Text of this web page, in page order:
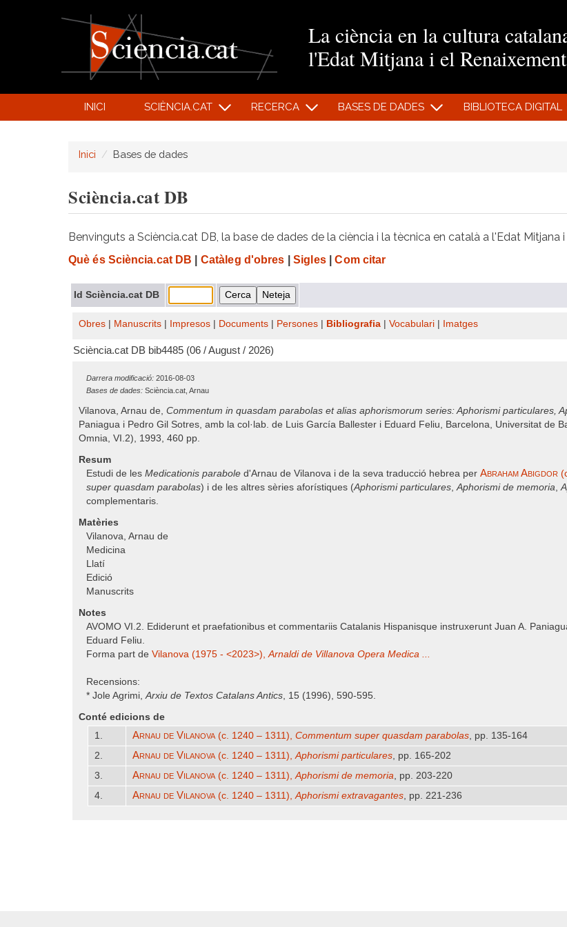
La ciència en la cultura
l'Edat Mitjana i el Renaixement
INICI SCIÈNCIA.CAT RECERCA BASES DE DADES BIBLIOTECA DIGITAL
Inici Bases de dades
Sciència.cat DB
Benvinguts a Sciència.cat DB, la base de dades de la ciència i la tècnica en català a l'Edat Mitjana
Què és Sciència.cat DB Catàleg d'obres Sigles| Com citar
Id Sciència.cat DB
Obres Manuscrits Impresos Documents Persones Bibliografia Vocabulari Imatges
Sciència.cat DB bib4485 (06 / August / 2026)
Darrera modificació: 2016-08-03
Bases de dades: Sciència.cat, Arnau
Vilanova, Arnau de, Commentum in quasdam parabolas et alias aphorismorum series: Aphorismi particulares,
Paniagua i Pedro Gil Sotres, amb la col·lab. de Luis García Ballester i Eduard Feliu, Barcelona, Universitat de
Omnia, VI.2), 1993, 460 pp.
Resum
Estudi de les Medicationis parabole d'Arnau de Vilanova i de la seva traducció hebrea per Abraham Abigdor
super quasdam parabolas) i de les altres sèries aforístiques (Aphorismi particulares,Aphorismi de memoria,
complementaris.
Matèries
Vilanova, Arnau de
Medicina
Llatí
Edició
Manuscrits
Notes
AVOMO VI.2. Ediderunt et praefationibus et commentariis Catalanis Hispanisque instruxerunt Juan A.
Eduard Feliu.
Forma part de Vilanova (1975 - <2023>),Arnaldi de Villanova Opera Medica ...
Recensions:
* Jole Agrimi,Arxiu de Textos Catalans Antics, 15 (1996), 590-595.
Conté edicions de
1.
Arnau de Vilanova(c. 1240 – 1311), Commentum super quasdam parabolas, pp. 135-164
2.
Arnau de Vilanova(c. 1240 – 1311),Aphorismi particulares, pp. 165-202
3.
Arnau de Vilanova(c. 1240 – 1311),Aphorismi de memoria, pp. 203-220
4.
Arnau de Vilanova(c. 1240 – 1311),Aphorismi extravagantes, pp. 221-236